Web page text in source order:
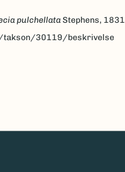
pulchellataStephens, 1831
30119/beskrivelse